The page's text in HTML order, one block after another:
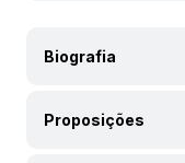
Biografia
Proposições